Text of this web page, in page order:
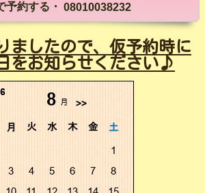
予約する・ 08010038232
ましたので、仮予約時に
をお知らせください♪